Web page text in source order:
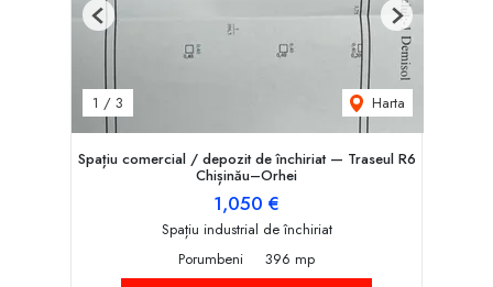
1 / 3 Harta
Previous Next
Spațiu comercial / depozit de închiriat — Traseul R6
Chișinău–Orhei
1,050 €
Spațiu industrial de închiriat
Porumbeni
396 mp